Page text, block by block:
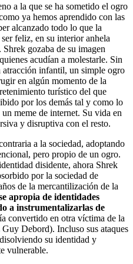
a la que se ha sometido el ogro
ya hemos aprendido con las
alcanzado todo lo que la
feliz, en su interior anhela
gozaba de su imagen
acudían a molestarle. Sin
atracción infantil, un simple ogro
en algún momento de la
turístico del que
por los demás tal y como lo
meme de internet. Su vida en
y disruptiva con el resto.
a la sociedad, adoptando
pero propio de un ogro.
disidente, ahora Shrek
por la sociedad de
de la mercantilización de la
apropia de identidades
a instrumentalizarlas de
convertido en otra víctima de la
Debord). Incluso sus ataques
su identidad y
vulnerable.